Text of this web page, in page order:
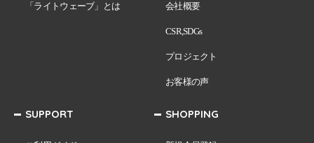
「ライトウェーブ」とは 会社概要
CSR,SDGs
プロジェクト
お客様の声
SUPPORT SHOPPING